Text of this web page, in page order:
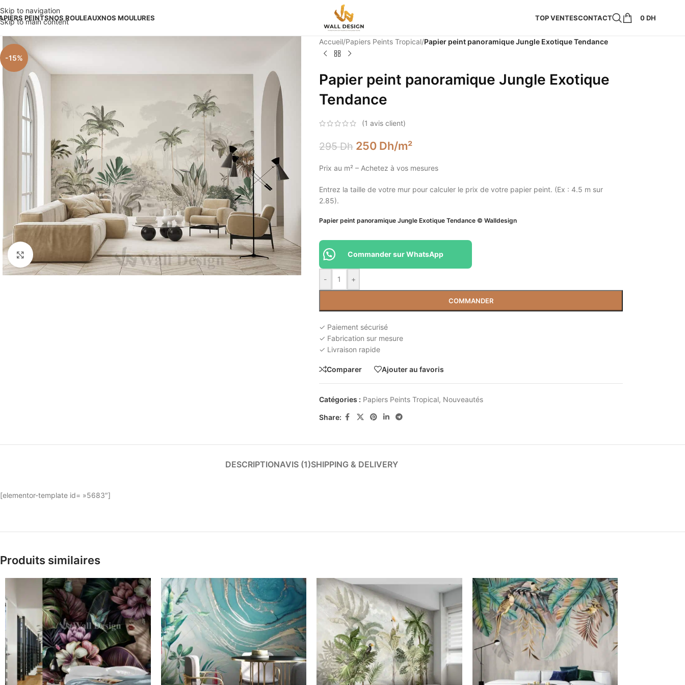
Skip to navigation
Skip to main content
PEINTSNOS ROULEAUXNOS MOULURES TOP VENTESCONTACT 0DH
-15%
Accueil/Papiers Peints Tropical/Papier peint panoramique Jungle Exotique Tendance
Papier peint panoramique Jungle Exotique
Tendance
(1 avis client)
295Dh 250 Dh/m²
Prix au m² – Achetez à vos mesures
Entrez la taille de votre mur pour calculer le prix de votre papier peint. (Ex : 4.5 m sur
2.85).
Papier peint panoramique Jungle Exotique Tendance © Walldesign
- +
COMMANDER
Commander sur WhatsApp
✓ Paiement sécurisé
✓ Fabrication sur mesure
✓ Livraison rapide
Comparer Ajouter au favoris
Catégories : Papiers Peints Tropical, Nouveautés
Share:
DESCRIPTIONAVIS (1)SHIPPING & DELIVERY
[elementor-template id= »5683″]
Produits similaires